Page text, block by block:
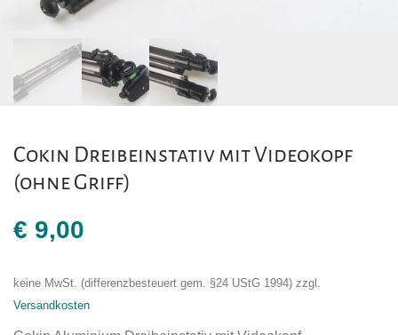
Cokin Dreibeinstativ mit Videokopf
(ohne Griff)
€ 9,00
keine MwSt. (differenzbesteuert gem. §24 UStG 1994) zzgl.
Versandkosten